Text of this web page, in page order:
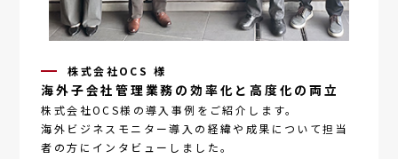
株式会社OCS 様
海外子会社管理業務の効率化と高度化の両立
株式会社OCS様の導入事例をご紹介します。
海外ビジネスモニター導入の経緯や成果について担当
者の方にインタビューしました。